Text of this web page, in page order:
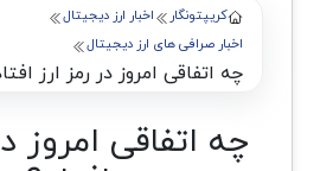
کریپتونگار
اخبار ارز دیجیتال
اخبار صرافی های ارز دیجیتال
چه اتفاقی امروز در رمز ارز
چه اتفاقی امروز